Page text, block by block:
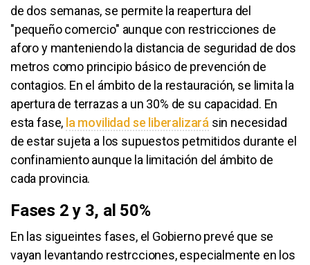
de dos semanas, se permite la reapertura del
"pequeño comercio" aunque con restricciones de
aforo y manteniendo la distancia de seguridad de dos
metros como principio básico de prevención de
contagios. En el ámbito de la restauración, se limita la
apertura de terrazas a un 30% de su capacidad. En
esta fase, la movilidad se liberalizará sin necesidad
de estar sujeta a los supuestos petmitidos durante el
confinamiento aunque la limitación del ámbito de
cada provincia.
Fases 2 y 3, al 50%
En las sigueintes fases, el Gobierno prevé que se
vayan levantando restrcciones, especialmente en los